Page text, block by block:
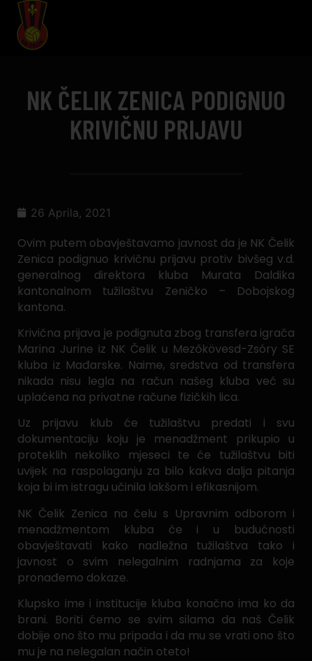
NK ČELIK ZENICA PODIGNUO
KRIVIČNU PRIJAVU
26 Aprila, 2021
Ovim putem obavještavamo javnost da je NK Čelik
Zenica podignuo krivičnu prijavu protiv bivšeg v.d.
generalnog direktora kluba Murata Daldika
kantonalnom tužilaštvu Zeničko – Dobojskog
kantona.
Krivična prijava je podignuta zbog transfera igrača
Marina Jurine iz NK Čelik u Mezőkövesd-Zsóry SE
kluba iz Mađarske. Naime, sredstva od transfera
nikada nisu legla na račun našeg kluba već su
uplaćena na privatne račune fizičkih lica.
Uz prijavu klub će tužilaštvu predati i svu
dokumentaciju koju je menadžment prikupio u
proteklih nekoliko mjeseci te će tužilaštvu biti
uvijek na raspolaganju za bilo kakva dalja pitanja
koja bi im istragu učinila lakšom i efikasnijom.
NK Čelik Zenica na čelu s Upravnim odborom i
menadžmentom kluba će i u budućnosti
obavještavati kako nadležna tužilaštva tako i
javnost o svim nelegalnim radnjama za koje
pronađemo dokaze.
Klupsko ime i institucije kluba konačno ima ko da
brani. Boriti ćemo se svim silama da naš Čelik
dobije ono što mu pripada i da mu se vrati ono što
mu je na nelegalan način oteto!